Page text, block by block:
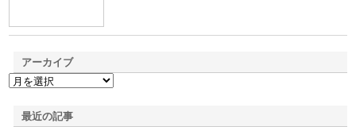
アーカイブ
最近の記事